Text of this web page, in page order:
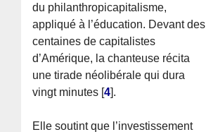
du philanthropicapitalisme,
appliqué à l’éducation. Devant des
centaines de capitalistes
d’Amérique, la chanteuse récita
une tirade néolibérale qui dura
vingt minutes [4].
Elle soutint que l’investissement